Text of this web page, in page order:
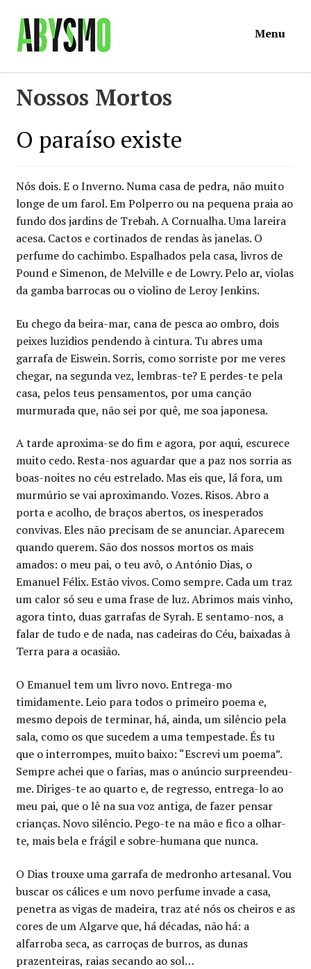
Ir
para
navegação
Saltar
para
conteúdo
Menu
Torpor
Contactos
Carrinho
Minha conta
Política de privacidade
Termos e Condições
Mapa do site
Nossos Mortos
O paraíso existe
Nós dois. E o Inverno. Numa casa de pedra, não muito
longe de um farol. Em Polperro ou na pequena praia ao
fundo dos jardins de Trebah. A Cornualha. Uma lareira
acesa. Cactos e cortinados de rendas às janelas. O
perfume do cachimbo. Espalhados pela casa, livros de
Pound e Simenon, de Melville e de Lowry. Pelo ar, violas
da gamba barrocas ou o violino de Leroy Jenkins.
Eu chego da beira-mar, cana de pesca ao ombro, dois
peixes luzidios pendendo à cintura. Tu abres uma
garrafa de Eiswein. Sorris, como sorriste por me veres
chegar, na segunda vez, lembras-te? E perdes-te pela
casa, pelos teus pensamentos, por uma canção
murmurada que, não sei por quê, me soa japonesa.
A tarde aproxima-se do fim e agora, por aqui, escurece
muito cedo. Resta-nos aguardar que a paz nos sorria as
boas-noites no céu estrelado. Mas eis que, lá fora, um
murmúrio se vai aproximando. Vozes. Risos. Abro a
porta e acolho, de braços abertos, os inesperados
convivas. Eles não precisam de se anunciar. Aparecem
quando querem. São dos nossos mortos os mais
amados: o meu pai, o teu avô, o António Dias, o
Emanuel Félix. Estão vivos. Como sempre. Cada um traz
um calor só seu e uma frase de luz. Abrimos mais vinho,
agora tinto, duas garrafas de Syrah. E sentamo-nos, a
falar de tudo e de nada, nas cadeiras do Céu, baixadas à
Terra para a ocasião.
O Emanuel tem um livro novo. Entrega-mo
timidamente. Leio para todos o primeiro poema e,
mesmo depois de terminar, há, ainda, um silêncio pela
sala, como os que sucedem a uma tempestade. És tu
que o interrompes, muito baixo: “Escrevi um poema”.
Sempre achei que o farias, mas o anúncio surpreendeu-
me. Diriges-te ao quarto e, de regresso, entrega-lo ao
meu pai, que o lê na sua voz antiga, de fazer pensar
crianças. Novo silêncio. Pego-te na mão e fico a olhar-
te, mais bela e frágil e sobre-humana que nunca.
O Dias trouxe uma garrafa de medronho artesanal. Vou
buscar os cálices e um novo perfume invade a casa,
penetra as vigas de madeira, traz até nós os cheiros e as
cores de um Algarve que, há décadas, não há: a
alfarroba seca, as carroças de burros, as dunas
prazenteiras, raias secando ao sol…